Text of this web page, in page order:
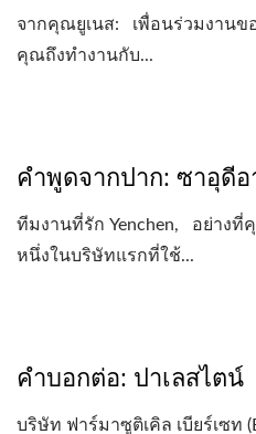
จากคุณยูเนส: เพื่อนร่วมงานข
คุณถึงทำงานกับ...
คำพูดจากปาก: ซาอุดีอ
ทีมงานที่รัก Yenchen, อย่างที่
หนึ่งในบริษัทแรกที่ใช้...
คำบอกต่อ: ปาเลสไตน์
บริษัท ฟาร์มาซูติเคิล เบียร์เซท